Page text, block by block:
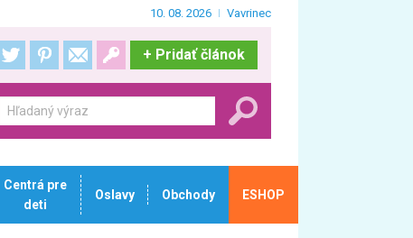
10. 08. 2026 Vavrinec
+ Pridať článok
Centrá pre
deti
Oslavy Obchody ESHOP